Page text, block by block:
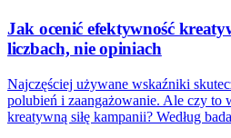
Jak ocenić efektywność
liczbach, nie opiniach
Najczęściej używane wskaźniki
polubień i zaangażowanie. Ale czy to
kreatywną siłę kampanii? Według